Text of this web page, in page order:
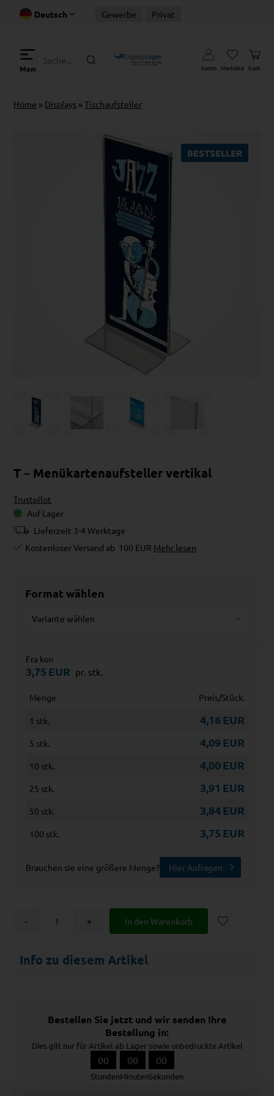
Deutsch Gewerbe Privat
Menu Konto Merkliste Korb
Home » Displays »Tischaufsteller
BESTSELLER
T – Menükartenaufsteller vertikal
Trustpilot
Auf Lager
Lieferzeit 3-4 Werktage
Kostenloser Versand ab 100 EUR Mehr lesen
Format wählen
Fra kun
3,75 EUR pr. stk.
Menge Preis/Stück.
1 stk. 4,16 EUR
5 stk. 4,09 EUR
10 stk. 4,00EUR
25 stk. 3,91 EUR
50 stk. 3,84EUR
100 stk. 3,75 EUR
Brauchen sie eine größere Menge? Hier Anfragen
- +
Info zu diesem Artikel
Bestellen Sie jetzt und wir senden Ihre
Bestellung in:
Dies gilt nur für Artikel ab Lager sowie unbedruckte Artikel
00
Stunden
00
Minuten
00
Sekunden